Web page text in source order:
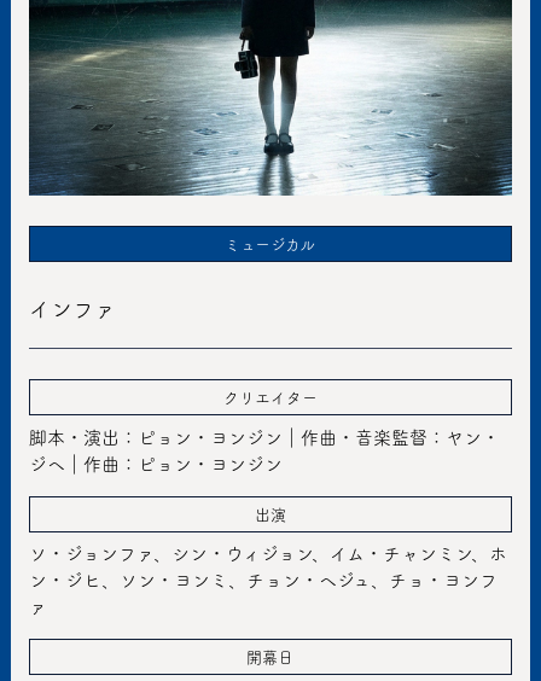
ミュージカル
インファ
クリエイター
脚本・演出：ピョン・ヨンジン｜作曲・音楽監督：ヤン・
ジヘ｜作曲：ピョン・ヨンジン
出演
ソ・ジョンファ、シン・ウィジョン、イム・チャンミン、ホ
ン・ジヒ、ソン・ヨンミ、チョン・ヘジュ、チョ・ヨンフ
ァ
開幕日